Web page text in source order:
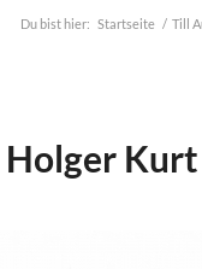
Du bist hier: Startseite / Till
Holger